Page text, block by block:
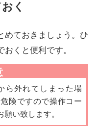
く
めておきましょう。ひ
くと便利です。
ら外れてしまった場
険ですので操作コー
い致します。